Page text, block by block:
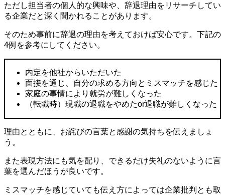
ただし担当者の個人的な興味や、辞退理由をリサーチしてい
る企業だと深く聞かれることがあります。
そのため事前に辞退の理由を考えておけば安心です。下記の
4例を参考にしてください。
内定を他社からいただいた
面接を通じ、自分の求める方向とミスマッチを感じた
家庭の事情により就労が難しくなった
（転職時）現職の退職をやめたor退職が難しくなった
理由とともに、お詫びの言葉と感謝の気持ちを伝えましょ
う。
また表現方法にも気を配り、できるだけ失礼のないように言
葉を選んだほうが良いです。
ミスマッチを感じていても伝え方によっては企業批判とも取